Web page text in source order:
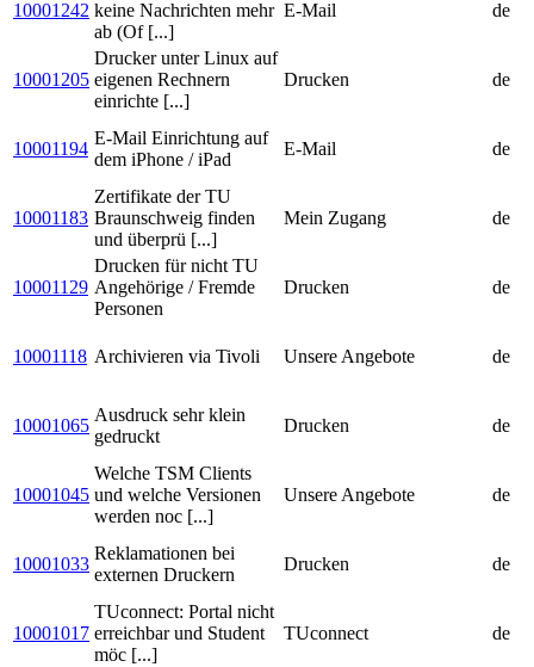
10001242 keine Nachrichten mehr
ab (Of [...]
E-Mail de
10001205
Drucker unter Linux auf
eigenen Rechnern
einrichte [...]
Drucken de
10001194
E-Mail Einrichtung auf
dem iPhone / iPad
E-Mail de
10001183
Zertifikate der TU
Braunschweig finden
und überprü [...]
Mein Zugang de
10001129
Drucken für nicht TU
Angehörige / Fremde
Personen
Drucken de
10001118 Archivieren via Tivoli Unsere Angebote de
10001065
Ausdruck sehr klein
gedruckt
Drucken de
10001045
Welche TSM Clients
und welche Versionen
werden noc [...]
Unsere Angebote de
10001033
Reklamationen bei
externen Druckern
Drucken de
10001017
TUconnect: Portal nicht
erreichbar und Student
möc [...]
TUconnect de